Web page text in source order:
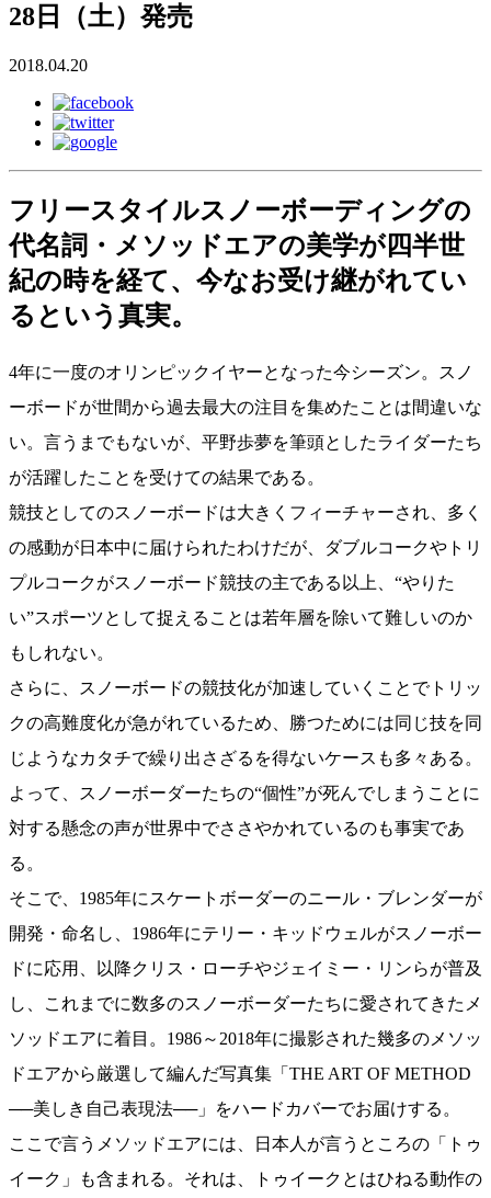
28日（土）発売
2018.04.20
フリースタイルスノーボーディングの
代名詞・メソッドエアの美学が四半世
紀の時を経て、今なお受け継がれてい
るという真実。
4年に一度のオリンピックイヤーとなった今シーズン。スノ
ーボードが世間から過去最大の注目を集めたことは間違いな
い。言うまでもないが、平野歩夢を筆頭としたライダーたち
が活躍したことを受けての結果である。
競技としてのスノーボードは大きくフィーチャーされ、多く
の感動が日本中に届けられたわけだが、ダブルコークやトリ
プルコークがスノーボード競技の主である以上、“やりた
い”スポーツとして捉えることは若年層を除いて難しいのか
もしれない。
さらに、スノーボードの競技化が加速していくことでトリッ
クの高難度化が急がれているため、勝つためには同じ技を同
じようなカタチで繰り出さざるを得ないケースも多々ある。
よって、スノーボーダーたちの“個性”が死んでしまうことに
対する懸念の声が世界中でささやかれているのも事実であ
る。
そこで、1985年にスケートボーダーのニール・ブレンダーが
開発・命名し、1986年にテリー・キッドウェルがスノーボー
ドに応用、以降クリス・ローチやジェイミー・リンらが普及
し、これまでに数多のスノーボーダーたちに愛されてきたメ
ソッドエアに着目。1986～2018年に撮影された幾多のメソッ
ドエアから厳選して編んだ写真集「THE ART OF METHOD
──美しき自己表現法──」をハードカバーでお届けする。
ここで言うメソッドエアには、日本人が言うところの「トゥ
イーク」も含まれる。それは、トゥイークとはひねる動作の